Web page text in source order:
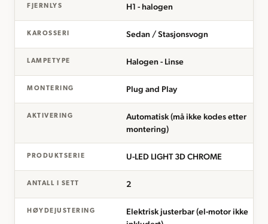
FJERNLYS H1 - halogen
KAROSSERI Sedan / Stasjonsvogn
LAMPETYPE Halogen - Linse
MONTERING Plug and Play
AKTIVERING
Automatisk (må ikke kodes etter
montering)
PRODUKTSERIE U-LED LIGHT 3D CHROME
ANTALL I SETT 2
HØYDEJUSTERING
Elektrisk justerbar (el-motor ikke